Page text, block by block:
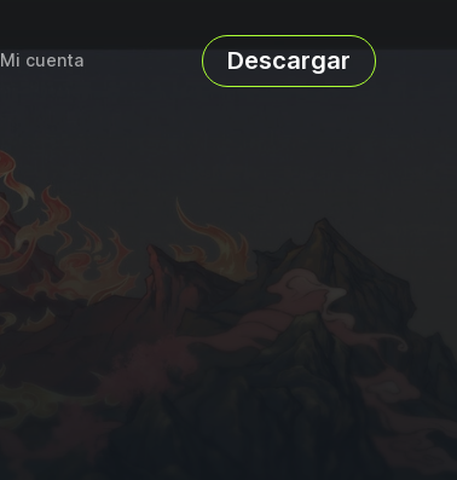
Mi cuenta Descargar